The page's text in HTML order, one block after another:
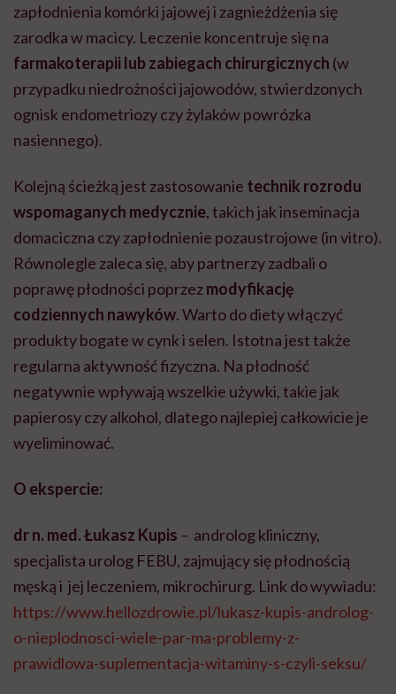
zapłodnienia komórki jajowej i zagnieżdżenia się
zarodka w macicy. Leczenie koncentruje się na
farmakoterapii lub zabiegach chirurgicznych (w
przypadku niedrożności jajowodów, stwierdzonych
ognisk endometriozy czy żylaków powrózka
nasiennego).
Kolejną ścieżką jest zastosowanie technik rozrodu
wspomaganych medycznie, takich jak inseminacja
domaciczna czy zapłodnienie pozaustrojowe (in vitro).
Równolegle zaleca się, aby partnerzy zadbali o
poprawę płodności poprzezmodyfikację
codziennych nawyków. Warto do diety włączyć
produkty bogate w cynk i selen. Istotna jest także
regularna aktywność fizyczna. Na płodność
negatywnie wpływają wszelkie używki, takie jak
papierosy czy alkohol, dlatego najlepiej całkowicie je
wyeliminować.
O ekspercie:
dr n. med. Łukasz Kupis – androlog kliniczny,
specjalista urolog FEBU, zajmujący się płodnością
męską i jej leczeniem, mikrochirurg. Link do wywiadu:
https://www.hellozdrowie.pl/lukasz-kupis-androlog-
o-nieplodnosci-wiele-par-ma-problemy-z-
prawidlowa-suplementacja-witaminy-s-czyli-seksu/